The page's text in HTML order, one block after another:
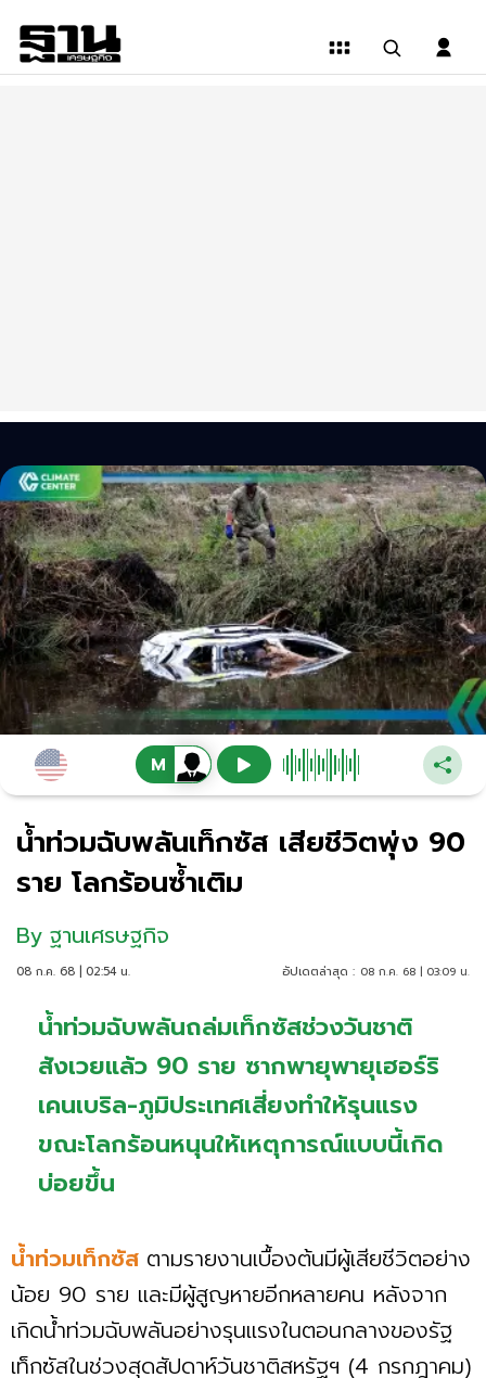
น้ำท่วมฉับพลันเท็กซัส เสียชีวิตพุ่ง 90
ราย โลกร้อนซ้ำเติม
By ฐานเศรษฐกิจ
08 ก.ค. 68 | 02:54 น. อัปเดตล่าสุด : 08 ก.ค. 68 | 03:09 น.
น้ำท่วมฉับพลันถล่มเท็กซัสช่วงวันชาติ
สังเวยแล้ว 90 ราย ซากพายุพายุเฮอร์ริ
เคนเบริล-ภูมิประเทศเสี่ยงทำให้รุนแรง
ขณะโลกร้อนหนุนให้เหตุการณ์แบบนี้เกิด
บ่อยขึ้น
น้ำท่วมเท็กซัส ตามรายงานเบื้องต้นมีผู้เสียชีวิตอย่าง
น้อย 90 ราย และมีผู้สูญหายอีกหลายคน หลังจาก
เกิดน้ำท่วมฉับพลันอย่างรุนแรงในตอนกลางของรัฐ
เท็กซัสในช่วงสุดสัปดาห์วันชาติสหรัฐฯ (4 กรกฎาคม)